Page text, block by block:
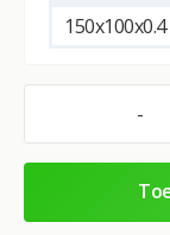
150x100x0.4
-
Glasschilderij
: